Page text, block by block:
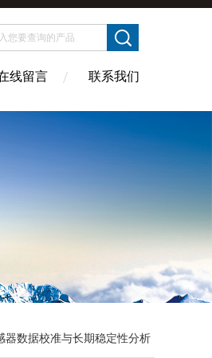
线留言 联系我们
器数据校准与长期稳定性分析